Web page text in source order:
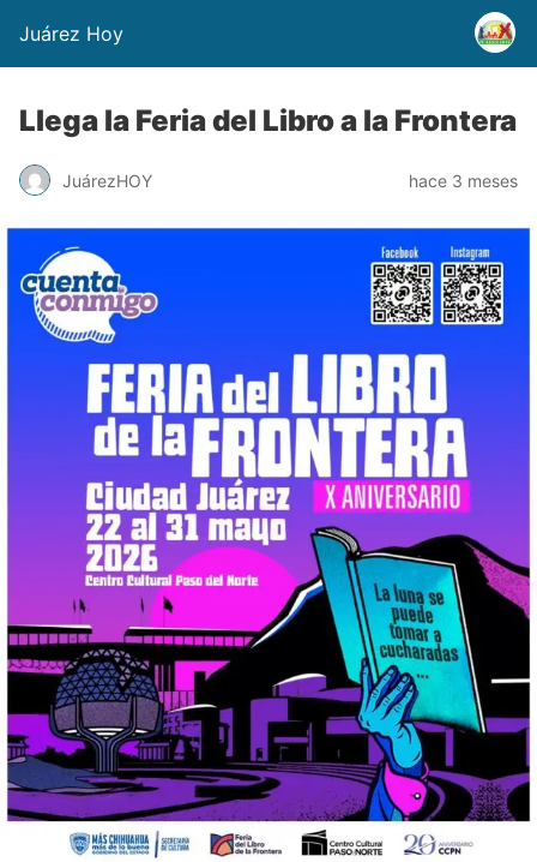
Juárez Hoy
Llega la Feria del Libro a la Frontera
JuárezHOY hace 3 meses